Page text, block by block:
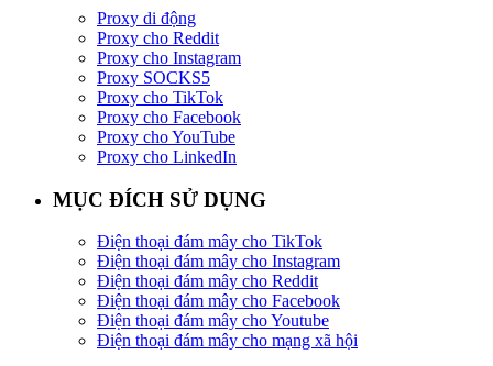
Proxy di động
Proxy cho Reddit
Proxy cho Instagram
Proxy SOCKS5
Proxy cho TikTok
Proxy cho Facebook
Proxy cho YouTube
Proxy cho LinkedIn
MỤC ĐÍCH SỬ DỤNG
Điện thoại đám mây cho TikTok
Điện thoại đám mây cho Instagram
Điện thoại đám mây cho Reddit
Điện thoại đám mây cho Facebook
Điện thoại đám mây cho Youtube
Điện thoại đám mây cho mạng xã hội